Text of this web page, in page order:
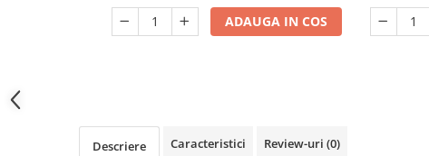
Dulii/Dulie adaptor
Electrocasnice de mici dimensiuni
ADAUGA IN COS
Descriere Caracteristici Review-uri (0)